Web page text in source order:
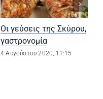
Οι γεύσεις της Σκύρου,
γαστρονομία
4 Αυγούστου 2020, 11:15